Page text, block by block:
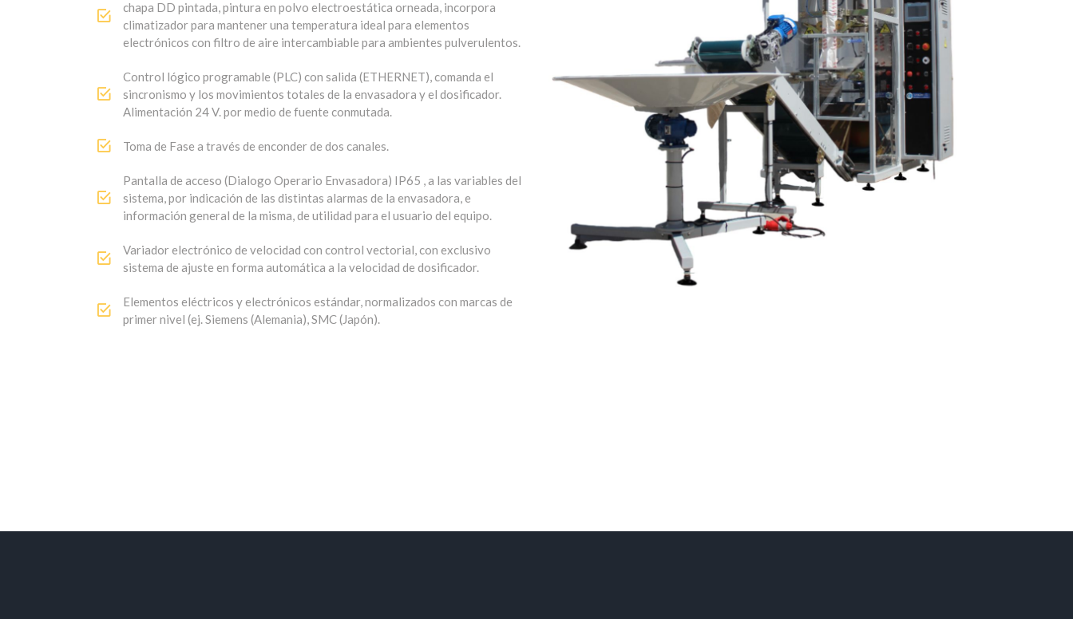
óptimo control de soldadura.
Tablero de comando, con elementos estándar normalizados, gabinete en
climatizador para mantener una temperatura ideal para elementos
electrónicos con filtro de aire intercambiable para ambientes pulverulentos.
sincronismo y los movimientos totales de la envasadora y el dosificador.
Toma de Fase a través de enconder de dos canales.
sistema, por indicación de las distintas alarmas de la envasadora, e
información general de la misma, de utilidad para el usuario del equipo.
Variador electrónico de velocidad con control vectorial, con exclusivo
sistema de ajuste en forma automática a la velocidad de dosificador.